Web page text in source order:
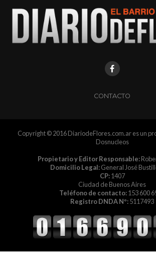
CONTACTO
Copyright © 2016 DiariodeFlores.com.ar es un
Dosnucleos
Propietario y Editor Responsable:
Domicilio Legal:General José
CP:1407
Ciudad de Buenos Aires
Teléfono de contacto:153 600
Registro DNDA Nº:5117493